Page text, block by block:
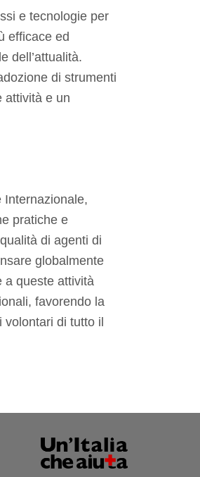
e tecnologie per
efficace ed
dell’attualità.
di strumenti
attività e un
Internazionale,
pratiche e
di agenti di
globalmente
a queste attività
favorendo la
di tutto il